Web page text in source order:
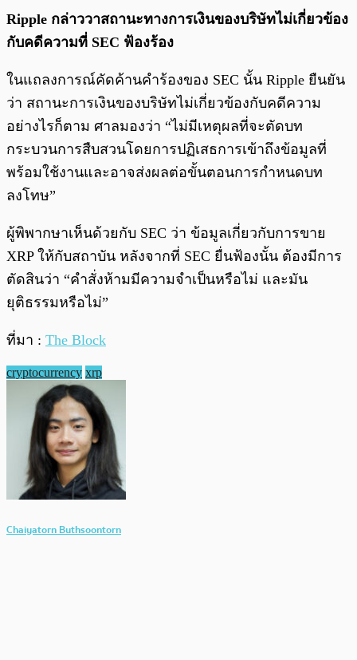
Ripple กล่าววาสถานะทางการเงินของบริษัทไม่เกี่ยวข้อง
กับคดีความที่ SEC ฟ้องร้อง
ในแถลงการณ์คัดค้านคำร้องของ SEC นั้น Ripple ยืนยัน
ว่า สถานะการเงินของบริษัทไม่เกี่ยวข้องกับคดีความ
อย่างไรก็ตาม ศาลมองว่า “ไม่มีเหตุผลที่จะตัดบท
กระบวนการสืบสวนโดยการปฏิเสธการเข้าถึงข้อมูลที่
พร้อมใช้งานและอาจส่งผลต่อขั้นตอนการกำหนดบท
ลงโทษ”
ผู้พิพากษาเห็นด้วยกับ SEC ว่า ข้อมูลเกี่ยวกับการขาย
XRP ให้กับสถาบัน หลังจากที่ SEC ยื่นฟ้องนั้น ต้องมีการ
ตัดสินว่า “คำสั่งห้ามมีความจำเป็นหรือไม่ และมัน
ยุติธรรมหรือไม่”
ที่มา : The Block
cryptocurrency xrp
Chaiyatorn Buthsoontorn